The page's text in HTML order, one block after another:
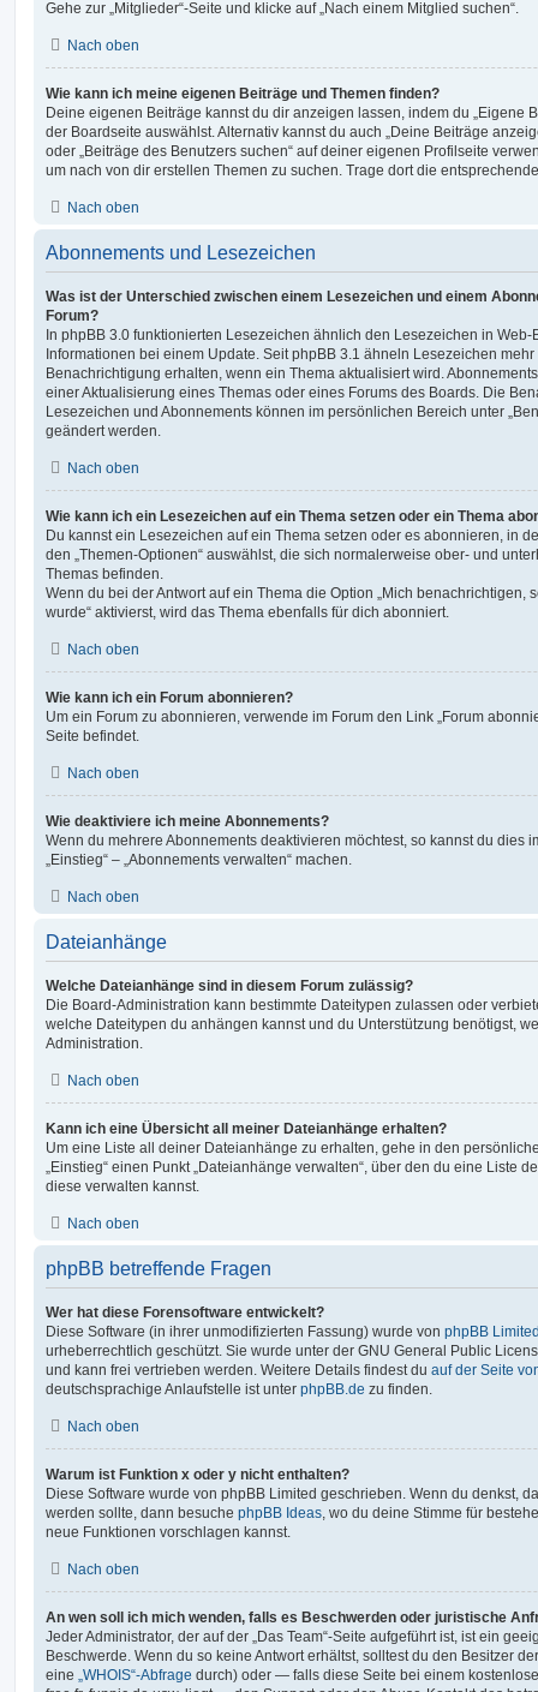
Gehe zur „Mitglieder“-Seite und klicke auf „Nach einem Mitglied suchen“.
Nach oben
Wie kann ich meine eigenen Beiträge und Themen finden?
Deine eigenen Beiträge kannst du dir anzeigen lassen, indem du „Eigene
der Boardseite auswählst. Alternativ kannst du auch „Deine Beiträge
oder „Beiträge des Benutzers suchen“ auf deiner eigenen Profilseite
um nach von dir erstellen Themen zu suchen. Trage dort die
Nach oben
Abonnements und Lesezeichen
Was ist der Unterschied zwischen einem Lesezeichen und einem
Forum?
In phpBB 3.0 funktionierten Lesezeichen ähnlich den Lesezeichen in
Informationen bei einem Update. Seit phpBB 3.1 ähneln Lesezeichen
Benachrichtigung erhalten, wenn ein Thema aktualisiert wird.
einer Aktualisierung eines Themas oder eines Forums des Boards. Die
Lesezeichen und Abonnements können im persönlichen Bereich unter
geändert werden.
Nach oben
Wie kann ich ein Lesezeichen auf ein Thema setzen oder ein Thema
Du kannst ein Lesezeichen auf ein Thema setzen oder es abonnieren, in
den „Themen-Optionen“ auswählst, die sich normalerweise ober- und
Themas befinden.
Wenn du bei der Antwort auf ein Thema die Option „Mich benachrichtigen,
wurde“ aktivierst, wird das Thema ebenfalls für dich abonniert.
Nach oben
Wie kann ich ein Forum abonnieren?
Um ein Forum zu abonnieren, verwende im Forum den Link „Forum
Seite befindet.
Nach oben
Wie deaktiviere ich meine Abonnements?
Wenn du mehrere Abonnements deaktivieren möchtest, so kannst du dies
„Einstieg“ – „Abonnements verwalten“ machen.
Nach oben
Dateianhänge
Welche Dateianhänge sind in diesem Forum zulässig?
Die Board-Administration kann bestimmte Dateitypen zulassen oder
welche Dateitypen du anhängen kannst und du Unterstützung benötigst,
Administration.
Nach oben
Kann ich eine Übersicht all meiner Dateianhänge erhalten?
Um eine Liste all deiner Dateianhänge zu erhalten, gehe in den
„Einstieg“ einen Punkt „Dateianhänge verwalten“, über den du eine Liste
diese verwalten kannst.
Nach oben
phpBB betreffende Fragen
Wer hat diese Forensoftware entwickelt?
Diese Software (in ihrer unmodifizierten Fassung) wurde von phpBB
urheberrechtlich geschützt. Sie wurde unter der GNU General Public
und kann frei vertrieben werden. Weitere Details findest du auf der Seite
deutschsprachige Anlaufstelle ist unter phpBB.de zu finden.
Nach oben
Warum ist Funktion x oder y nicht enthalten?
Diese Software wurde von phpBB Limited geschrieben. Wenn du denkst,
werden sollte, dann besuche phpBB Ideas , wo du deine Stimme für
neue Funktionen vorschlagen kannst.
Nach oben
An wen soll ich mich wenden, falls es Beschwerden oder juristische
Jeder Administrator, der auf der „Das Team“-Seite aufgeführt ist, ist ein
Beschwerde. Wenn du so keine Antwort erhältst, solltest du den Besitzer
eine „WHOIS“-Abfrage durch) oder — falls diese Seite bei einem